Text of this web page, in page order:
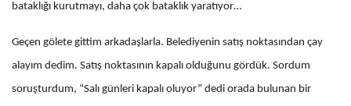
bataklığı kurutmayı, daha çok bataklık yaratıyor…
Geçen gölete gittim arkadaşlarla. Belediyenin satış noktasından çay
alayım dedim. Satış noktasının kapalı olduğunu gördük. Sordum
soruşturdum, “Salı günleri kapalı oluyor” dedi orada bulunan bir